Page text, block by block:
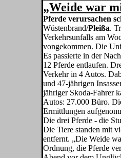
„Weide war
Pferde verursachen
Wüstenbrand/Pleißa.
Verkehrs­unfalls am
vongekommen. Die
Es passierte in der
12 Pferde entlaufen.
Verkehr in 4 Autos.
und 47-jährigen
jähriger Skoda-Fahrer
Autos: 27.000 Büro.
Ermittlungen
Die drei Pferde - die
Die Tiere stan­den mit
entfernt. „Die Weide
Ordnung, die Pferde